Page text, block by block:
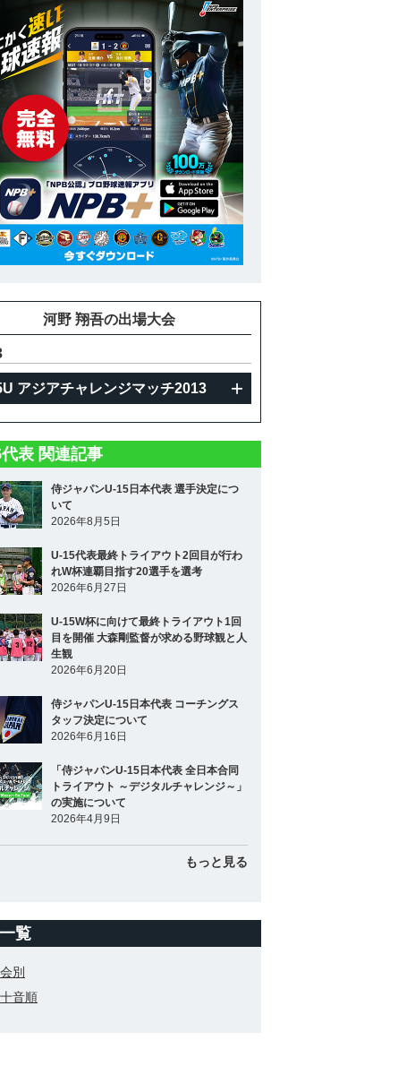
河野 翔吾の出場大会
アジアチャレンジマッチ2013
表 関連記事
侍ジャパンU-15日本代表 選手決定につ
いて
2026年8月5日
U-15代表最終トライアウト2回目が行わ
れW杯連覇目指す20選手を選考
2026年6月27日
U-15W杯に向けて最終トライアウト1回
目を開催 大森剛監督が求める野球観と人
生観
2026年6月20日
侍ジャパンU-15日本代表 コーチングス
タッフ決定について
2026年6月16日
「侍ジャパンU-15日本代表 全日本合同
トライアウト ～デジタルチャレンジ～」
の実施について
2026年4月9日
もっと見る
覧
別
音順